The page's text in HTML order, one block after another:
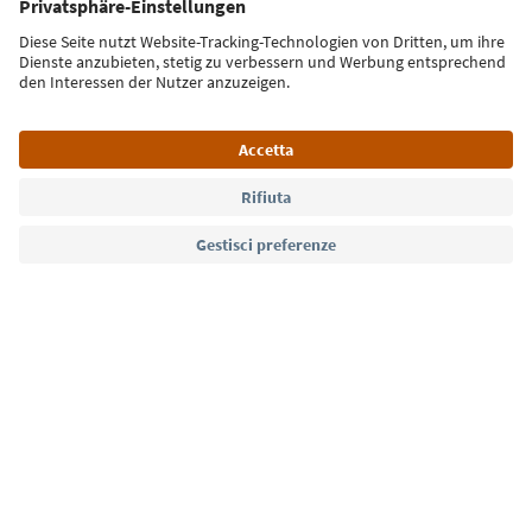
Iscriviti alla newsletter